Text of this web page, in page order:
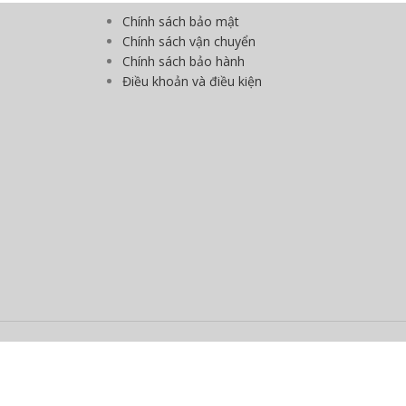
Chính sách bảo mật
Chính sách vận chuyển
Chính sách bảo hành
Điều khoản và điều kiện